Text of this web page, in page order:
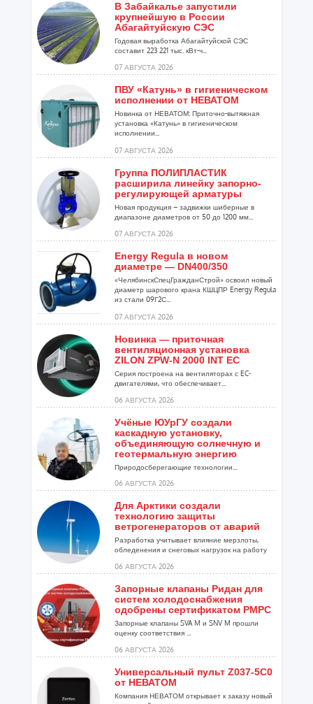
В Забайкалье запустили
крупнейшую в России
Абагайтуйскую СЭС
Годовая выработка Абагайтуйской СЭС
составит 223 221 тыс. кВт-ч...
07 АВГУСТА 2026
ПВУ «Катунь» в гигиеническом
исполнении от НЕВАТОМ
Новинка от НЕВАТОМ: Приточно-вытяжная
установка «Катунь» в гигиеническом
исполнении...
07 АВГУСТА 2026
Группа ПОЛИПЛАСТИК
расширила линейку запорно-
регулирующей арматуры
Новая продукция – задвижки шиберные в
диапазоне диаметров от 50 до 1200 мм...
07 АВГУСТА 2026
Energy Regula в новом
диаметре — DN400/350
«ЧелябинскСпецГражданСтрой» освоил новый
диаметр шарового крана КШЦПР Energy Regula
из стали 09Г2С...
07 АВГУСТА 2026
Новинка — приточная
вентиляционная установка
ZILON ZPW-N 2000 INT EC
Серия построена на вентиляторах с EC-
двигателями, что обеспечивает...
06 АВГУСТА 2026
Учёные ЮУрГУ создали
каскадную установку,
объединяющую солнечную и
геотермальную энергию
Природосберегающие технологии...
06 АВГУСТА 2026
Для Арктики создали
технологию защиты
ветрогенераторов от аварий
Разработка учитывает влияние мерзлоты,
обледенения и снеговых нагрузок на работу
06 АВГУСТА 2026
Запорные клапаны Ридан для
систем холодоснабжения
одобрены сертификатом РМРС
Запорные клапаны SVA M и SNV M прошли
оценку соответствия ...
06 АВГУСТА 2026
Универсальный пульт Z037-5C0
от НЕВАТОМ
Компания НЕВАТОМ открывает к заказу новый